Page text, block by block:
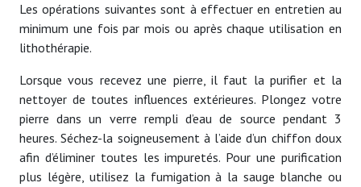
Les opérations suivantes sont à effectuer en entretien au
minimum une fois par mois ou après chaque utilisation en
lithothérapie.
Lorsque vous recevez une pierre, il faut la purifier et la
nettoyer de toutes influences extérieures. Plongez votre
pierre dans un verre rempli d’eau de source pendant 3
heures. Séchez-la soigneusement à l’aide d’un chiffon doux
afin d’éliminer toutes les impuretés. Pour une purification
plus légère, utilisez la fumigation à la sauge blanche ou